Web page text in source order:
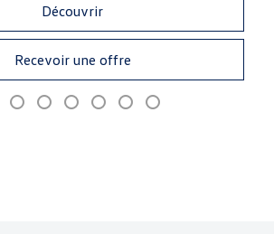
Découvrir
Recevoir une offre